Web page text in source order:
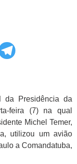
da Presidência da
feira (7) na qual
Michel Temer,
utilizou um avião
a Comandatuba,